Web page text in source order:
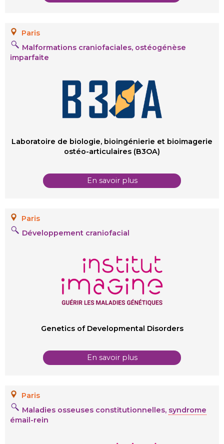
Paris
Malformations craniofaciales, ostéogénèse
imparfaite
Laboratoire de biologie, bioingénierie et bioimagerie
ostéo-articulaires (B3OA)
En savoir plus
Paris
Développement craniofacial
Genetics of Developmental Disorders
En savoir plus
Paris
Maladies osseuses constitutionnelles, syndrome
émail-rein